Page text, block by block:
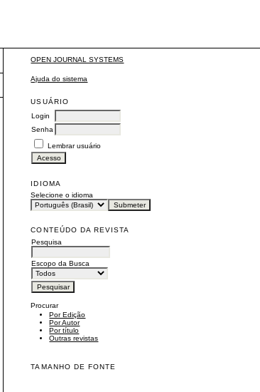
OPEN JOURNAL SYSTEMS
Ajuda do sistema
USUÁRIO
Login
Senha
Lembrar usuário
IDIOMA
Selecione o idioma
CONTEÚDO DA REVISTA
Pesquisa
Escopo da Busca
Procurar
Por Edição
Por Autor
Por título
Outras revistas
TAMANHO DE FONTE